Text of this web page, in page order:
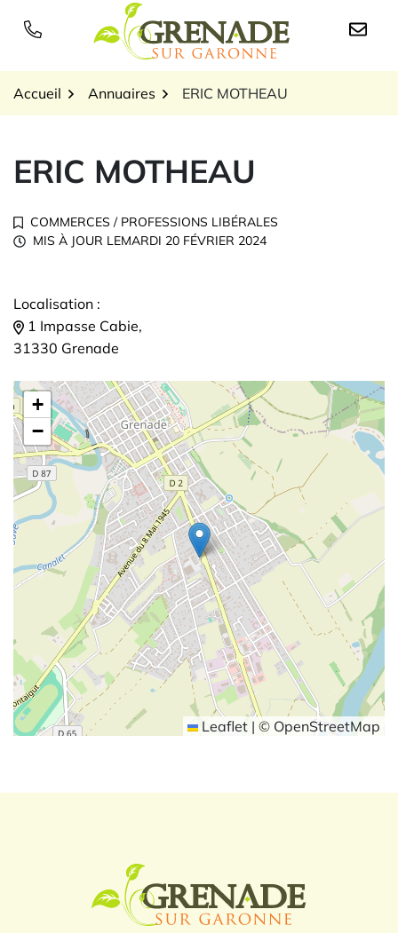
Logo Grenade sur
Accueil Annuaires ERIC MOTHEAU
ERIC MOTHEAU
COMMERCES / PROFESSIONS LIBÉRALES
MIS À JOUR LEMARDI 20 FÉVRIER 2024
Localisation :
1 Impasse Cabie,
31330 Grenade
+
−
Leaflet | © OpenStreetMap